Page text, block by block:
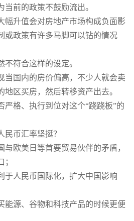
前的政策不鼓励流出。
幅升值会对房地产市场构成负面影
或政策有许多马脚可以钻的情况
不符合这样的设定。
当国内的房价偏高，不少人就会卖
区买房，然后转移资产出去。
严格、执行到位对这个“跷跷板”的
民币汇率坚挺？
与欧美日等首要贸易伙伴的矛盾，
于人民币国际化，扩大中国影响
能源、谷物和科技产品的时候更便